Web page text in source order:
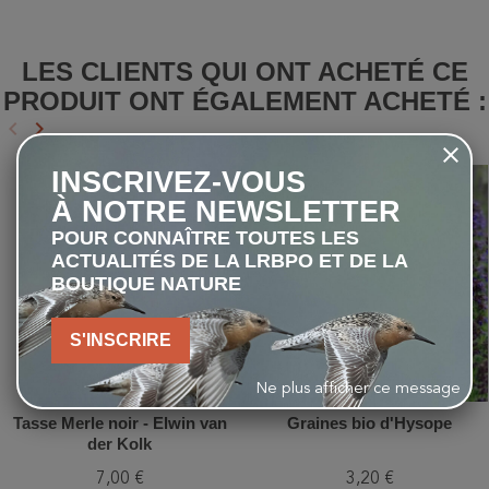
LES CLIENTS QUI ONT ACHETÉ CE
PRODUIT ONT ÉGALEMENT ACHETÉ :
Précédent
keyboard_arrow_left Suivant
keyboard_arrow_right
favorite_border
Tasse Merle noir - Elwin van
der Kolk
7,00 €
Graines bio d'Hysope
3,20 €
INSCRIVEZ-VOUS
À NOTRE NEWSLETTER
POUR CONNAÎTRE TOUTES LES
ACTUALITÉS DE LA LRBPO ET DE LA
BOUTIQUE NATURE
S'INSCRIRE
Ne plus afficher ce message